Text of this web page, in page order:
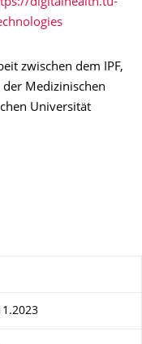
digitalhealth.tu-
zwischen dem IPF,
der Medizinischen
Universität